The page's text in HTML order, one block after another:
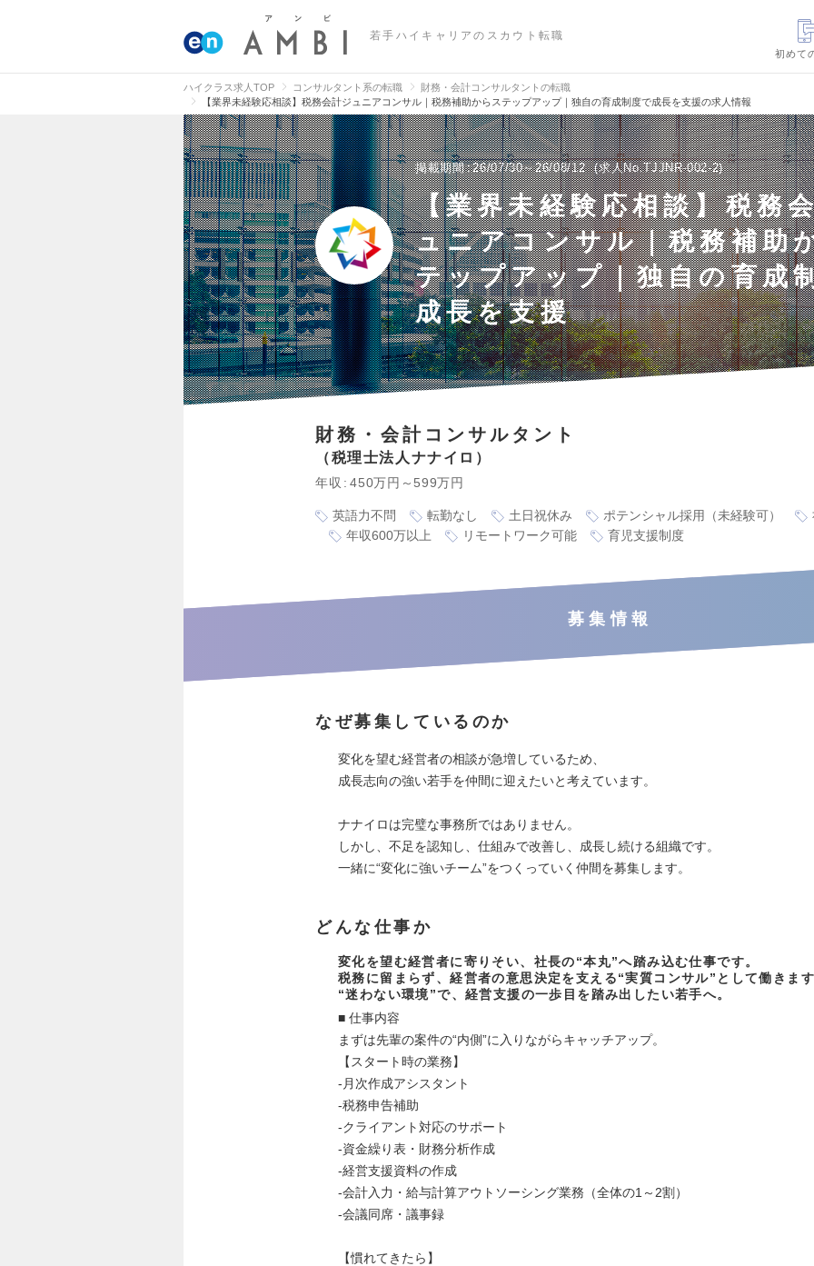
若手ハイキャリアのスカウト転職
初めて
ハイクラス求人TOP コンサルタント系の転職
財務・会計コンサルタントの転職
【業界未経験応相談】税務会計ジュニアコンサル｜税務補助からステップアップ｜独自の育成制度で成長を支援の求人情報
掲載期間 26/07/30～26/08/12 求人No.TJJNR-002-2
【業界未経験応相談】税務
ュニアコンサル｜税務補助
テップアップ｜独自の育成
成長を支援
財務・会計コンサルタント
税理士法人ナナイロ
年収 450万円～599万円
英語力不問 転勤なし 土日祝休み ポテンシャル採用（未経験可）
年収600万以上
リモートワーク可能 育児支援制度
募集情報
なぜ募集しているのか
変化を望む経営者の相談が急増しているため、
成長志向の強い若手を仲間に迎えたいと考えています。
ナナイロは完璧な事務所ではありません。
しかし、不足を認知し、仕組みで改善し、成長し続ける組織です。
一緒に“変化に強いチーム”をつくっていく仲間を募集します。
どんな仕事か
変化を望む経営者に寄りそい、社長の“本丸”へ踏み込む仕事です。
税務に留まらず、経営者の意思決定を支える“実質コンサル”として働きま
“迷わない環境”で、経営支援の一歩目を踏み出したい若手へ。
■ 仕事内容
まずは先輩の案件の“内側”に入りながらキャッチアップ。
【スタート時の業務】
-月次作成アシスタント
-税務申告補助
-クライアント対応のサポート
-資金繰り表・財務分析作成
-経営支援資料の作成
-会計入力・給与計算アウトソーシング業務（全体の1～2割）
-会議同席・議事録
【慣れてきたら】